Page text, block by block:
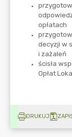
DRUKUJ